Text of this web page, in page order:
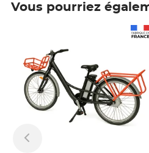
Vous pourriez